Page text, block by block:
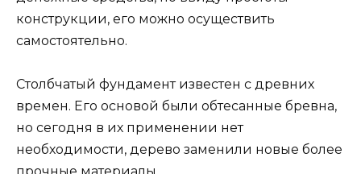
конструкции, его можно осуществить
самостоятельно.
Столбчатый фундамент известен с древних
времен. Его основой были обтесанные бревна,
но сегодня в их применении нет
необходимости, дерево заменили новые более